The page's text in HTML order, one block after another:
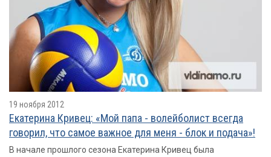
19 ноября 2012
Екатерина Кривец: «Мой папа - волейболист всегда
говорил, что самое важное для меня - блок и подача»!
В начале прошлого сезона Екатерина Кривец была